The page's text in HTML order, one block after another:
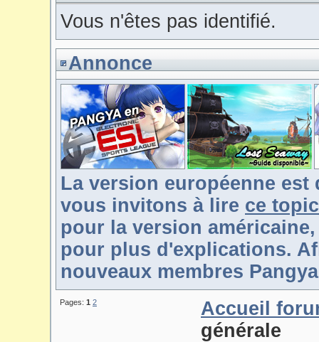
Vous n'êtes pas identifié.
Annonce
La version européenne
vous invitons à lire ce topic
pour la version
pour plus d'explications.
nouveaux membres
Pages: 1 2
Accueil
générale